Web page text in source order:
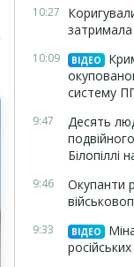
10:27
затримала
10:09 ВІДЕО
систему
9:47
Десять
Білопіллі
9:46
Окупанти
9:33 ВІДЕО